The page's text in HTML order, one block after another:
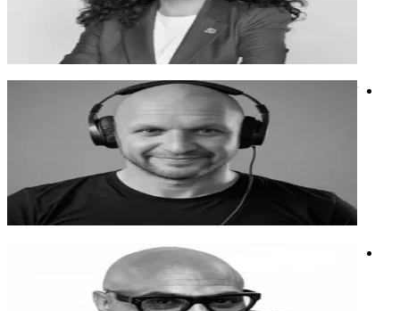
מייסדת התנועה החברתית 'בונות אלטרנטיבה' בהרצאה 'מאפס
אקטיביזם נשים
מעצב פס קול, יוצר תוכן ואמן רשת, עורך מאשאפים ומפיק מידול
מעצב פס קול, יוצר תוכן ואמן רשת, עורך מאשאפים ומפיק מידול
מוזיקלי.
מוזיקהמידול קולי
ממייסדי 'הדג נחש', מתופף-יוצר ומנטור. מרצה על מוסיקה,
דינמיקה של להקה, ביזנס משותף והגשמה עצמית.